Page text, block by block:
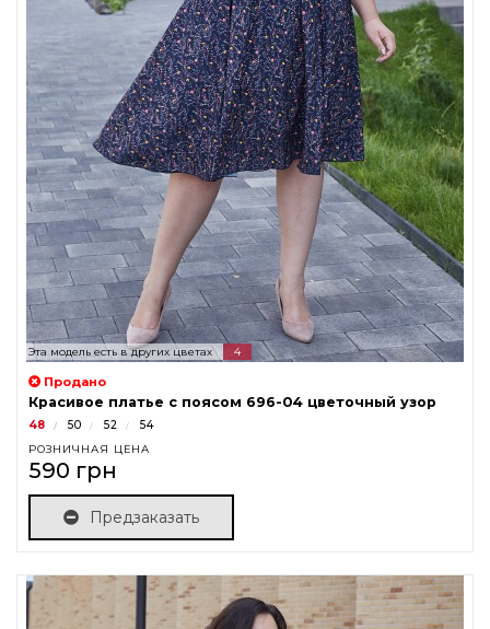
Эта модель есть в других цветах 4
Продано
Красивое платье с поясом 696-04 цветочный узор
48 50 52 54
РОЗНИЧНАЯ ЦЕНА
590 грн
Предзаказать